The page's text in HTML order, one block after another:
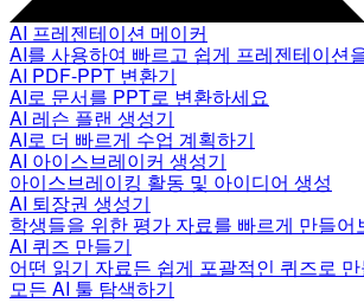
AI 프레젠테이션 메이커
AI를 사용하여 빠르고 쉽게 프레젠테이션
AI PDF-PPT 변환기
AI로 문서를 PPT로 변환하세요
AI 레슨 플랜 생성기
AI로 더 빠르게 수업 계획하기
AI 아이스브레이커 생성기
아이스브레이킹 활동 및 아이디어 생성
AI 퇴장권 생성기
학생들을 위한 평가 자료를 빠르게 만들어
AI 퀴즈 만들기
어떤 읽기 자료든 쉽게 포괄적인 퀴즈로
모든 AI 툴 탐색하기